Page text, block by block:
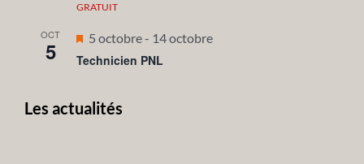
GRATUIT
OCT
5
Mis
en
5 octobre- 14 octobre
Technicien PNL
Les actualités